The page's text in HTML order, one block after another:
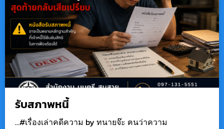
รับสภาพหนี้
…#เรื่องเล่าคดีความ by ทนายจ๊ะ ฅนว่าความ